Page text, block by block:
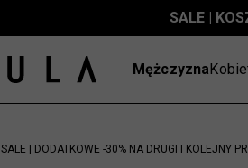
SALE |
Mężczyzna
SALE | DODATKOWE -30% NA DRUGI I KOLEJNY